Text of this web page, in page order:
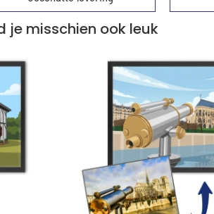
je misschien ook leuk